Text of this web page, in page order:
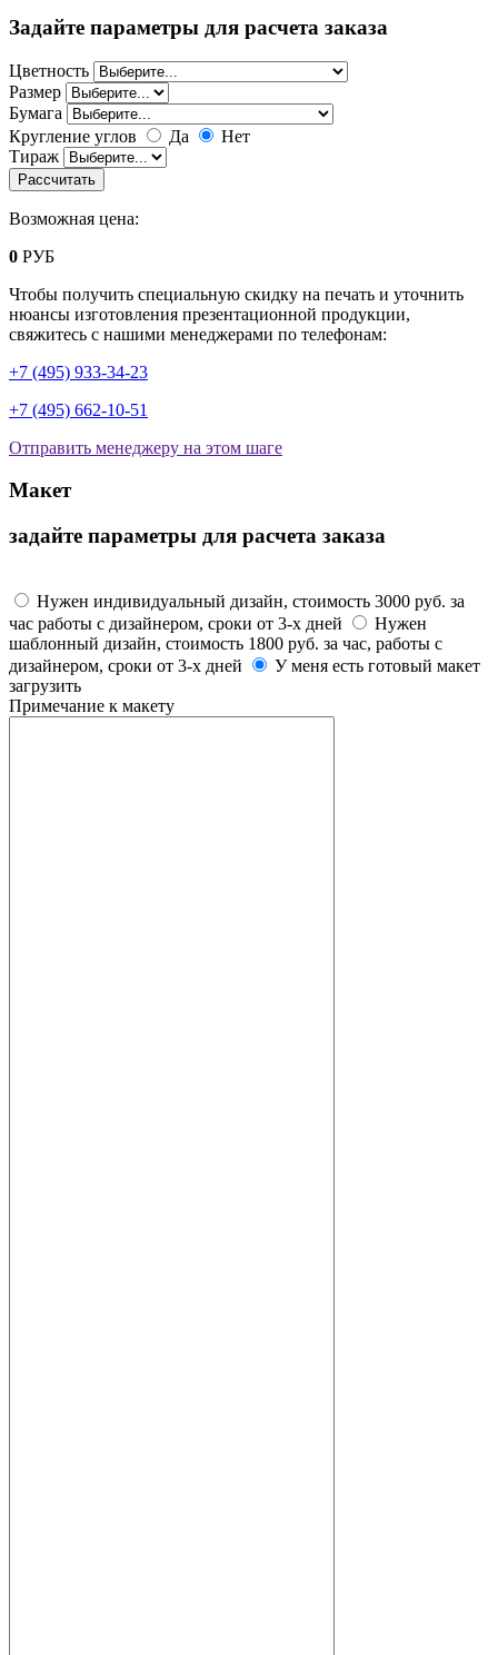
Задайте параметры для расчета заказа
Цветность
Размер
Бумага
Кругление углов
Да
Нет
Тираж
Возможная цена:
0 РУБ
Чтобы получить специальную скидку на печать и уточнить
нюансы изготовления презентационной продукции,
свяжитесь с нашими менеджерами по телефонам:
+7 (495) 933-34-23
+7 (495) 662-10-51
Отправить менеджеру на этом шаге
Макет
задайте параметры для расчета заказа
Нужен индивидуальный дизайн, стоимость 3000 руб. за
час работы с дизайнером, сроки от 3-х дней
Нужен
шаблонный дизайн, стоимость 1800 руб. за час, работы с
дизайнером, сроки от 3-х дней
У меня есть готовый макет
загрузить
Примечание к макету